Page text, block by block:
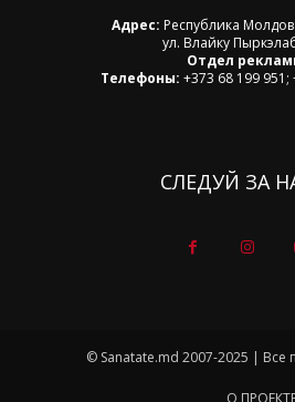
Адрес: Республика
ул. Влайку
Отдел
Телефоны: +373 68 199 951;
СЛЕДУЙ ЗА
© Sanatate.md 2007-2025 |